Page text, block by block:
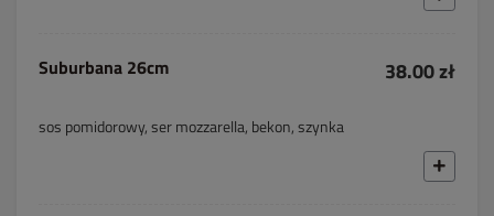
Suburbana 26cm 38.00 zł
sos pomidorowy, ser mozzarella, bekon, szynka